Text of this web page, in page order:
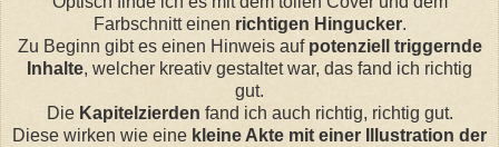
Farbschnitt einen richtigen Hingucker.
Zu Beginn gibt es einen Hinweis auf potenziell triggernde
Inhalte, welcher kreativ gestaltet war, das fand ich richtig
gut.
Die Kapitelzierden fand ich auch richtig, richtig gut.
Diese wirken wie eine kleine Akte mit einer Illustration der